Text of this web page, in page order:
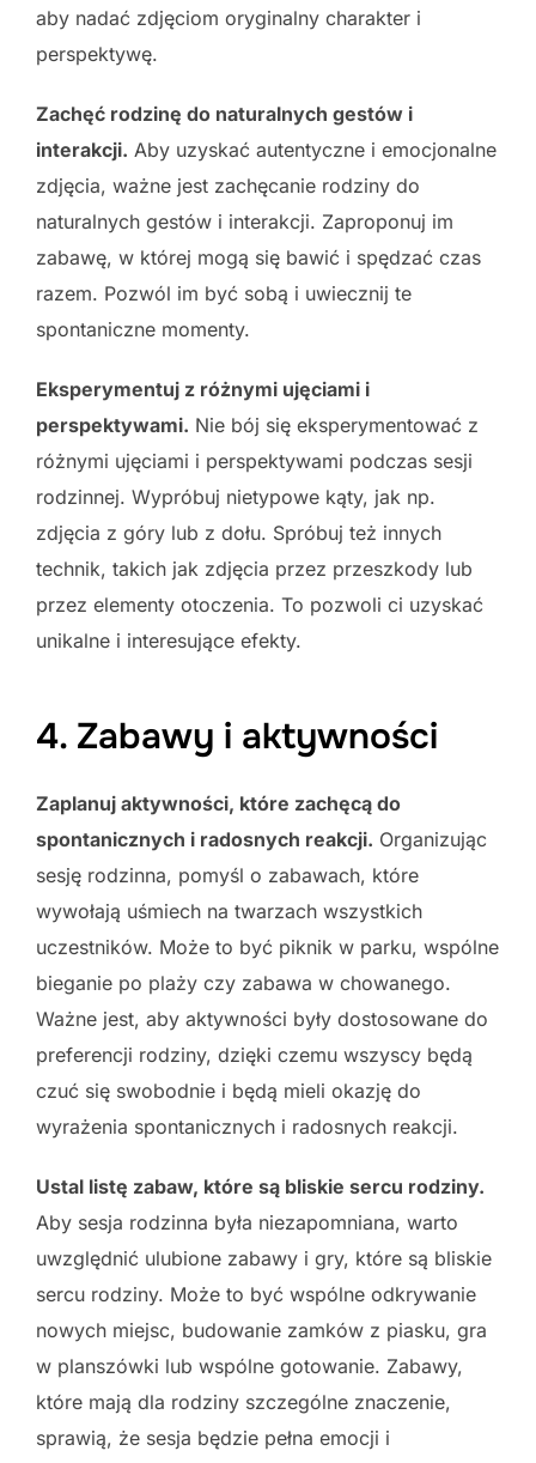
aby nadać zdjęciom oryginalny charakter i
perspektywę.
Zachęć rodzinę do naturalnych gestów i
interakcji. Aby uzyskać autentyczne i emocjonalne
zdjęcia, ważne jest zachęcanie rodziny do
naturalnych gestów i interakcji. Zaproponuj im
zabawę, w której mogą się bawić i spędzać czas
razem. Pozwól im być sobą i uwiecznij te
spontaniczne momenty.
Eksperymentuj z różnymi ujęciami i
perspektywami. Nie bój się eksperymentować z
różnymi ujęciami i perspektywami podczas sesji
rodzinnej. Wypróbuj nietypowe kąty, jak np.
zdjęcia z góry lub z dołu. Spróbuj też innych
technik, takich jak zdjęcia przez przeszkody lub
przez elementy otoczenia. To pozwoli ci uzyskać
unikalne i interesujące efekty.
4. Zabawy i aktywności
Zaplanuj aktywności, które zachęcą do
spontanicznych i radosnych reakcji. Organizując
sesję rodzinna, pomyśl o zabawach, które
wywołają uśmiech na twarzach wszystkich
uczestników. Może to być piknik w parku, wspólne
bieganie po plaży czy zabawa w chowanego.
Ważne jest, aby aktywności były dostosowane do
preferencji rodziny, dzięki czemu wszyscy będą
czuć się swobodnie i będą mieli okazję do
wyrażenia spontanicznych i radosnych reakcji.
Ustal listę zabaw, które są bliskie sercu rodziny.
Aby sesja rodzinna była niezapomniana, warto
uwzględnić ulubione zabawy i gry, które są bliskie
sercu rodziny. Może to być wspólne odkrywanie
nowych miejsc, budowanie zamków z piasku, gra
w planszówki lub wspólne gotowanie. Zabawy,
które mają dla rodziny szczególne znaczenie,
sprawią, że sesja będzie pełna emocji i